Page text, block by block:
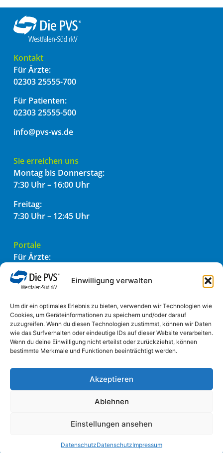
Einwilligung verwalten
Um dir ein optimales Erlebnis zu bieten, verwenden wir Technologien wie
Cookies, um Geräteinformationen zu speichern und/oder darauf
zuzugreifen. Wenn du diesen Technologien zustimmst, können wir Daten
wie das Surfverhalten oder eindeutige IDs auf dieser Website verarbeiten.
Wenn du deine Einwilligung nicht erteilst oder zurückziehst, können
bestimmte Merkmale und Funktionen beeinträchtigt werden.
Akzeptieren
Ablehnen
Einstellungen ansehen
DatenschutzDatenschutzImpressum
Kontakt
Für Ärzte:
02303 25555-700
Für Patienten:
02303 25555-500
info@pvs-ws.de
Sie erreichen uns
Montag bis Donnerstag:
7:30 Uhr – 16:00 Uhr
Freitag:
7:30 Uhr – 12:45 Uhr
Portale
Für Ärzte:
PVSconnect
PADtransfer
Einfach einreichen
Informatives
Impressum
Transparenzerklärung
Transparenzerklärung für Ärzte
Transparenzerklärung für Patienten